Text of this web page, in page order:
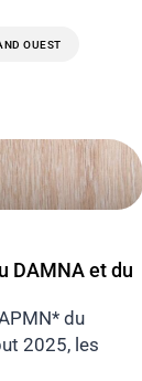
OUEST
DAMNA et du
du
2025, les